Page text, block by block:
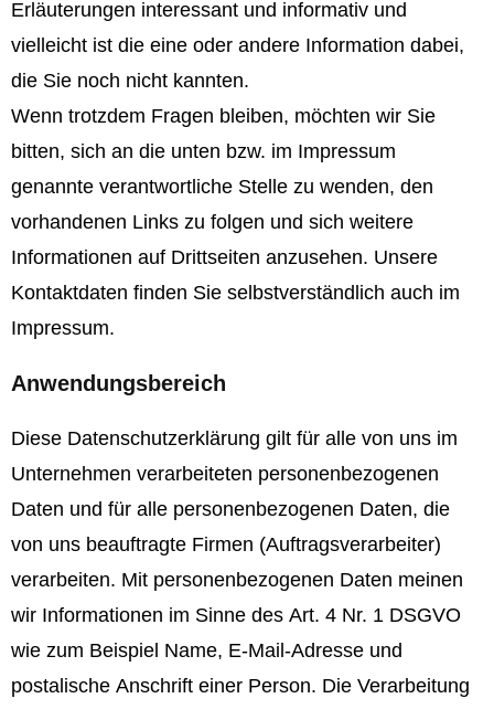
Erläuterungen interessant und informativ und
vielleicht ist die eine oder andere Information dabei,
die Sie noch nicht kannten.
Wenn trotzdem Fragen bleiben, möchten wir Sie
bitten, sich an die unten bzw. im Impressum
genannte verantwortliche Stelle zu wenden, den
vorhandenen Links zu folgen und sich weitere
Informationen auf Drittseiten anzusehen. Unsere
Kontaktdaten finden Sie selbstverständlich auch im
Impressum.
Anwendungsbereich
Diese Datenschutzerklärung gilt für alle von uns im
Unternehmen verarbeiteten personenbezogenen
Daten und für alle personenbezogenen Daten, die
von uns beauftragte Firmen (Auftragsverarbeiter)
verarbeiten. Mit personenbezogenen Daten meinen
wir Informationen im Sinne des Art. 4 Nr. 1 DSGVO
wie zum Beispiel Name, E-Mail-Adresse und
postalische Anschrift einer Person. Die Verarbeitung